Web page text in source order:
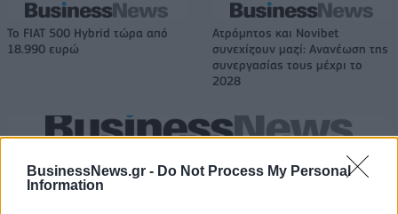
BusinessNews.gr - Do Not Process My Personal
Information
Το FIAT 500 Hybrid τώρα από
18.990 ευρώ
Ατρόμητος και Novibet
συνεχίζουν μαζί: Ανανέωση της
συνεργασίας τους μέχρι το
2028
FTSE4Good